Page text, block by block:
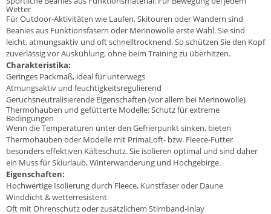
Wetter
Für Outdoor-Aktivitäten wie Laufen, Skitouren oder Wandern sind
Beanies aus Funktionsfasern oder Merinowolle erste Wahl. Sie sind
leicht, atmungsaktiv und oft schnelltrocknend. So schützen Sie den Kopf
zuverlässig vor Auskühlung, ohne beim Training zu überhitzen.
Charakteristika:
Geringes Packmaß, ideal für unterwegs
Atmungsaktiv und feuchtigkeitsregulierend
Geruchsneutralisierende Eigenschaften (vor allem bei Merinowolle)
Thermohauben und gefütterte Modelle: Schutz für extreme
Bedingungen
Wenn die Temperaturen unter den Gefrierpunkt sinken, bieten
Thermohauben oder Modelle mit PrimaLoft- bzw. Fleece-Futter
besonders effektiven Kälteschutz. Sie isolieren optimal und sind daher
ein Muss für Skiurlaub, Winterwanderung und Hochgebirge.
Eigenschaften:
Hochwertige Isolierung durch Fleece, Kunstfaser oder Daune
Winddicht & wetterresistent
Oft mit Ohrenschutz oder zusätzlichem Stirnband-Inlay